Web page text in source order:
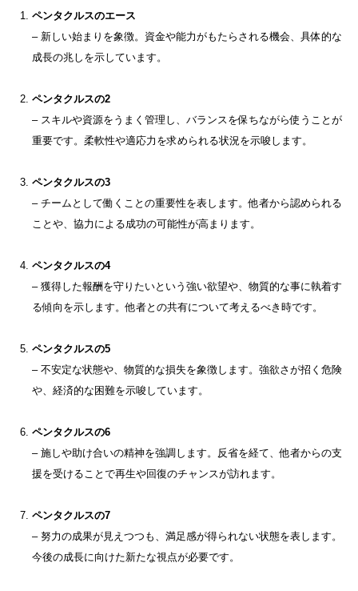
ペンタクルスのエース
– 新しい始まりを象徴。資金や能力がもたらされる機会、具体的な
成長の兆しを示しています。
ペンタクルスの2
– スキルや資源をうまく管理し、バランスを保ちながら使うことが
重要です。柔軟性や適応力を求められる状況を示唆します。
ペンタクルスの3
– チームとして働くことの重要性を表します。他者から認められる
ことや、協力による成功の可能性が高まります。
ペンタクルスの4
– 獲得した報酬を守りたいという強い欲望や、物質的な事に執着す
る傾向を示します。他者との共有について考えるべき時です。
ペンタクルスの5
– 不安定な状態や、物質的な損失を象徴します。強欲さが招く危険
や、経済的な困難を示唆しています。
ペンタクルスの6
– 施しや助け合いの精神を強調します。反省を経て、他者からの支
援を受けることで再生や回復のチャンスが訪れます。
ペンタクルスの7
– 努力の成果が見えつつも、満足感が得られない状態を表します。
今後の成長に向けた新たな視点が必要です。